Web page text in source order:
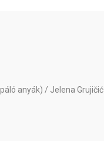
anyák) / Jelena Grujičić